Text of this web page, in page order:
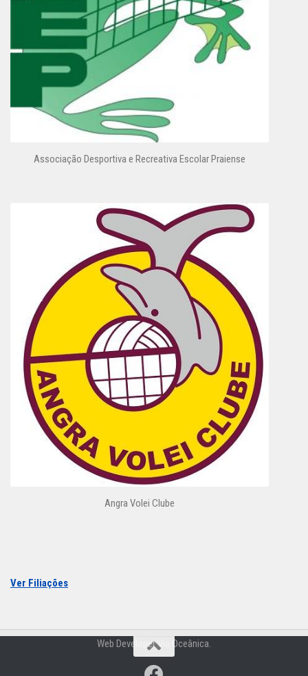
Associação Desportiva e Recreativa Escolar Praiense
Angra Volei Clube
Ver Filiações
Web Developer Via Oceânica.